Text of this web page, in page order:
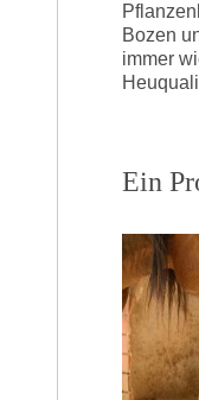
Bozen
immer
Ein